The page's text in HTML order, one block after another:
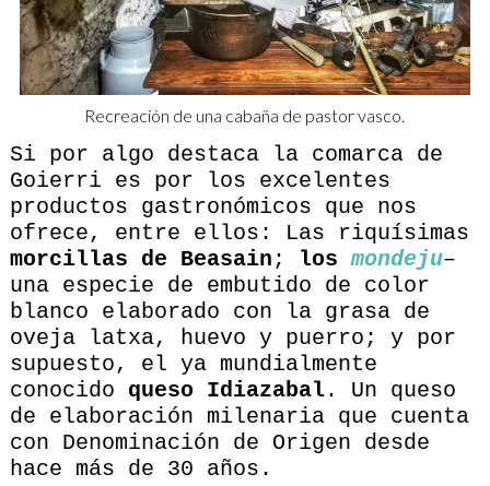
Recreación de una cabaña de pastor vasco.
Si por algo destaca la comarca de
Goierri es por los excelentes
productos gastronómicos que nos
ofrece, entre ellos: Las riquísimas
morcillas de Beasain ; los mondeju–
una especie de embutido de color
blanco elaborado con la grasa de
oveja latxa, huevo y puerro; y por
supuesto, el ya mundialmente
conocido queso Idiazabal. Un queso
de elaboración milenaria que cuenta
con Denominación de Origen desde
hace más de 30 años.